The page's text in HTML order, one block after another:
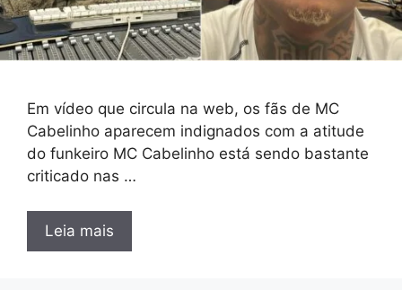
Em vídeo que circula na web, os fãs de MC
Cabelinho aparecem indignados com a atitude
do funkeiro MC Cabelinho está sendo bastante
criticado nas …
Leia mais